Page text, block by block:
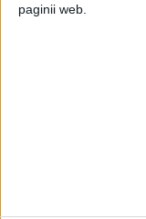
paginii web.